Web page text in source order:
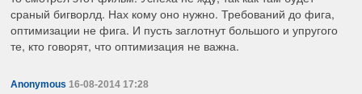
сраный бигворлд. Нах кому оно нужно. Требований до фига,
оптимизации не фига. И пусть заглотнут большого и упругого
те, кто говорят, что оптимизация не важна.
Anonymous 16-08-2014 17:28